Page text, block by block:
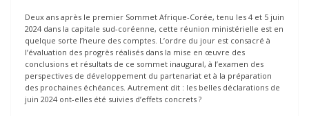
Deux ans après le premier Sommet Afrique-Corée, tenu les 4 et 5 juin
2024 dans la capitale sud-coréenne, cette réunion ministérielle est en
quelque sorte l’heure des comptes. L’ordre du jour est consacré à
l’évaluation des progrès réalisés dans la mise en œuvre des
conclusions et résultats de ce sommet inaugural, à l’examen des
perspectives de développement du partenariat et à la préparation
des prochaines échéances. Autrement dit : les belles déclarations de
juin 2024 ont-elles été suivies d’effets concrets ?